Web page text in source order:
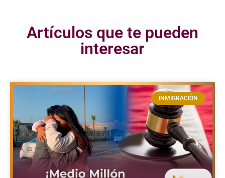
Artículos que te pueden
interesar
INMIGRACIÓN